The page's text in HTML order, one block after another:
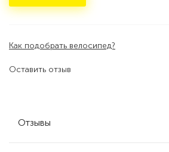
Оставить отзыв
Как подобрать велосипед?
Отзывы